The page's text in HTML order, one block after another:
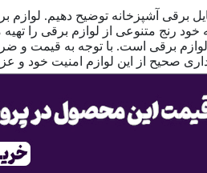
برقی آشپزخانه توضیح دهیم. لوازم
خود رنج متنوعی از لوازم برقی را
برقی است. با توجه به قیمت و
صحیح از این لوازم امنیت خود و